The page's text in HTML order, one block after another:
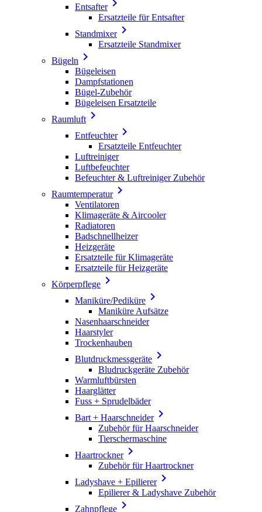
Entsafter
Ersatzteile für Entsafter
Standmixer
Ersatzteile Standmixer
Bügeln 
Bügeleisen
Dampfstationen
Bügel-Zubehör
Bügeleisen Ersatzteile
Raumluft 
Entfeuchter
Ersatzteile Entfeuchter
Luftreiniger
Luftbefeuchter
Befeuchter & Luftreiniger Zubehör
Raumtemperatur
Ventilatoren
Klimageräte & Aircooler
Radiatoren
Badschnellheizer
Heizgeräte
Ersatzteile für Klimageräte
Ersatzteile für Heizgeräte
Körperpflege 
Maniküre/Pediküre 
Maniküre Aufsätze
Nasenhaarschneider
Haarstyler
Trockenhauben
Blutdruckmessgeräte 
Bludruckgeräte Zubehör
Warmluftbürsten
Haarglätter
Fuss + Sprudelbäder
Bart + Haarschneider
Zubehör für Haarschneider
Tierschermaschine
Haartrockner
Zubehör für Haartrockner
Ladyshave + Epilierer
Epilierer & Ladyshave Zubehör
Zahnpflege 